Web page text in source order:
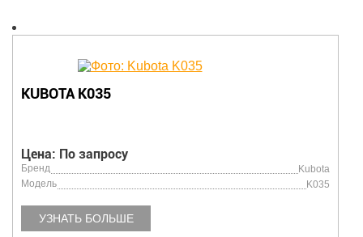
KUBOTA K035
Цена: По запросу
Бренд
Kubota
Модель
K035
УЗНАТЬ БОЛЬШЕ